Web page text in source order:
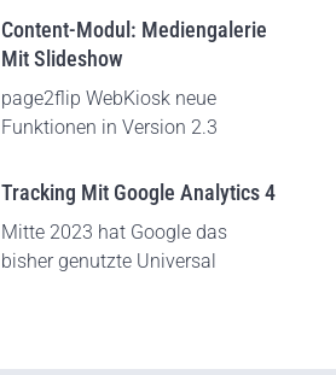
Content-Modul: Mediengalerie
Mit Slideshow
page2flip WebKiosk neue
Funktionen in Version 2.3
Tracking Mit Google Analytics 4
Mitte 2023 hat Google das
bisher genutzte Universal